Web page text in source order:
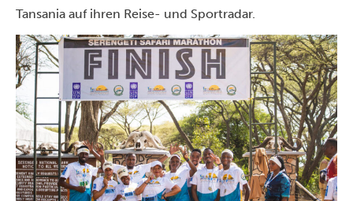
Tansania auf ihren Reise- und Sportradar.